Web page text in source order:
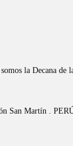
la Decana
San Martín .